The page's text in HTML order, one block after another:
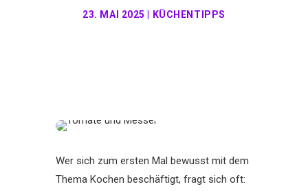
23. MAI 2025 KÜCHENTIPPS
Wer sich zum ersten Mal bewusst mit dem
Thema Kochen beschäftigt, fragt sich oft: